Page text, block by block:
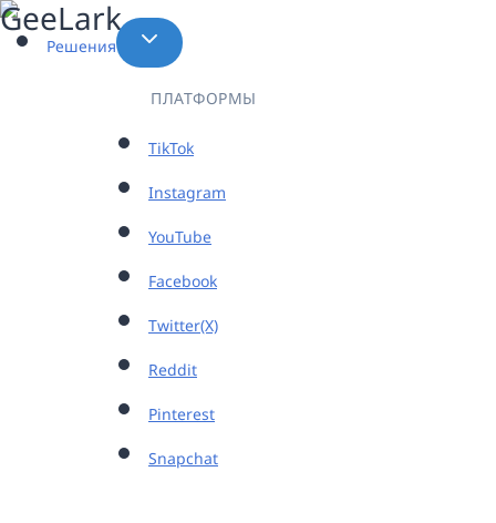
Перейти
содержимому
Решения
ПЛАТФОРМЫ
TikTok
Instagram
YouTube
Facebook
Twitter(X)
Reddit
Pinterest
Snapchat